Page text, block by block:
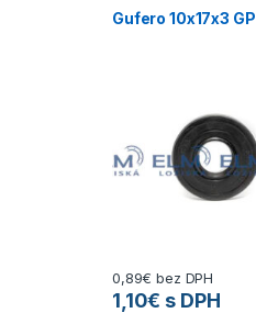
Gufero 10x17x3 GP
0,89€ bez DPH
1,10€ s DPH